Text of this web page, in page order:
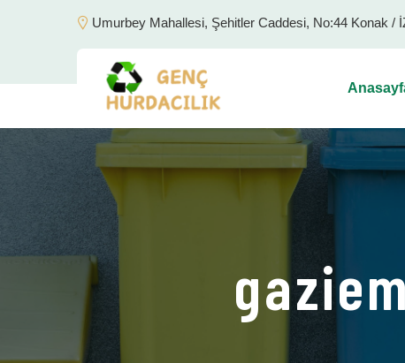
Umurbey Mahallesi, Şehitler Caddesi, No:44 Konak /